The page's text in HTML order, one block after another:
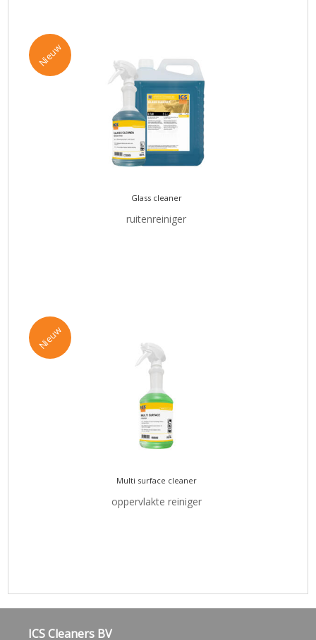
Nieuw
Glass cleaner
ruitenreiniger
Nieuw
Multi surface cleaner
oppervlakte reiniger
ICS Cleaners BV